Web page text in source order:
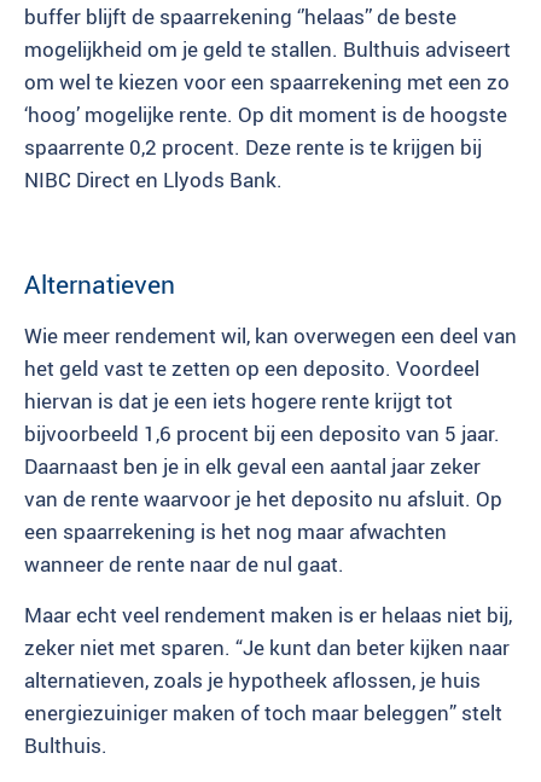
buffer blijft de spaarrekening ‘’helaas’’ de beste
mogelijkheid om je geld te stallen. Bulthuis adviseert
om wel te kiezen voor een spaarrekening met een zo
‘hoog’ mogelijke rente. Op dit moment is de hoogste
spaarrente 0,2 procent. Deze rente is te krijgen bij
NIBC Direct en Llyods Bank.
Alternatieven
Wie meer rendement wil, kan overwegen een deel van
het geld vast te zetten op een deposito. Voordeel
hiervan is dat je een iets hogere rente krijgt tot
bijvoorbeeld 1,6 procent bij een deposito van 5 jaar.
Daarnaast ben je in elk geval een aantal jaar zeker
van de rente waarvoor je het deposito nu afsluit. Op
een spaarrekening is het nog maar afwachten
wanneer de rente naar de nul gaat.
Maar echt veel rendement maken is er helaas niet bij,
zeker niet met sparen. “Je kunt dan beter kijken naar
alternatieven, zoals je hypotheek aflossen, je huis
energiezuiniger maken of toch maar beleggen” stelt
Bulthuis.